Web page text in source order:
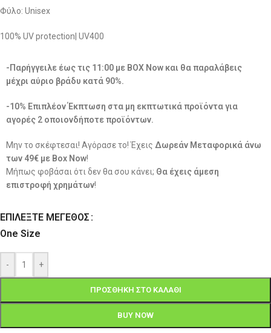
Φύλο: Unisex
100% UV protection| UV400
-Παρήγγειλε έως τις 11:00 με BOX Now και θα παραλάβεις
μέχρι αύριο βράδυ κατά 90%.
-10% Επιπλέον Έκπτωση στα μη εκπτωτικά προϊόντα για
αγορές 2 οποιονδήποτε προϊόντων.
Μην το σκέφτεσαι! Αγόρασε το! Έχεις Δωρεάν Μεταφορικά άνω
των 49€ με Box Now!
Μήπως φοβάσαι ότι δεν θα σου κάνει; Θα έχεις άμεση
επιστροφή χρημάτων!
ΕΠΙΛΈΞΤΕ ΜΈΓΕΘΟΣ
One Size
- +
ΠΡΟΣΘΉΚΗ ΣΤΟ ΚΑΛΆΘΙ
BUY NOW